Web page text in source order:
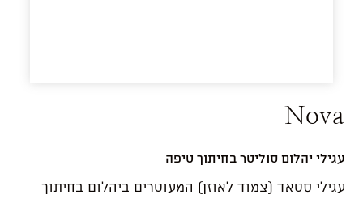
Nova
עגילי יהלום סוליטר בחיתוך טיפה
עגילי סטאד (צמוד לאוזן) המעוטרים ביהלום בחיתוך